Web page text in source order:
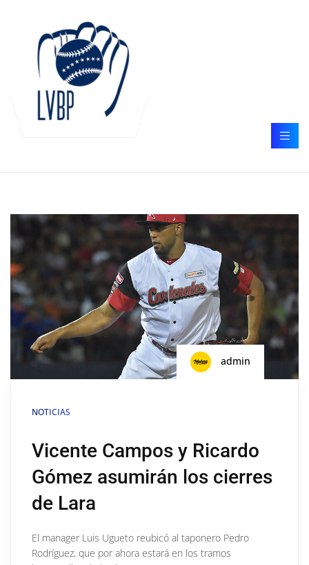
admin
NOTICIAS
Vicente Campos y Ricardo
Gómez asumirán los cierres
de Lara
El manager Luis Ugueto reubicó al taponero Pedro
Rodríguez, que por ahora estará en los tramos